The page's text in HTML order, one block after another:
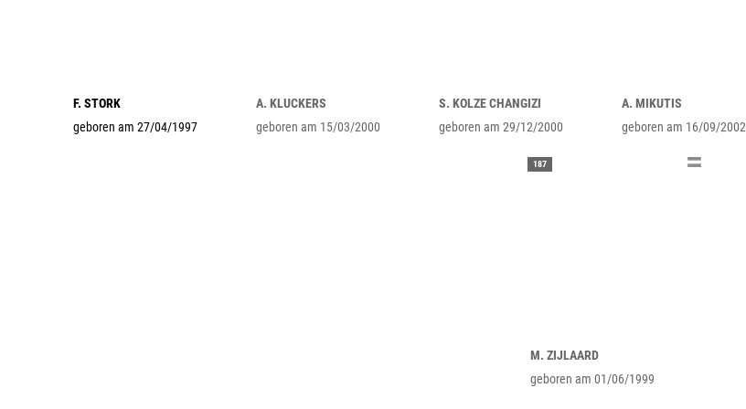
F. STORK
geboren am 27/04/1997
A. KLUCKERS
geboren am 15/03/2000
S. KOLZE CHANGIZI
geboren am 29/12/2000
A. MIKUTIS
geboren am 16/09/2002
187
M. ZIJLAARD
geboren am 01/06/1999